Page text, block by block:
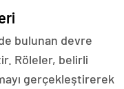
bulunan devre
Röleler, belirli
gerçekleştirerek